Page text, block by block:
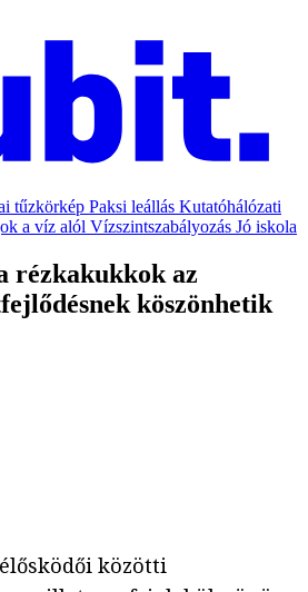
tűzkörkép Paksi leállás Kutatóhálózati
a víz alól Vízszintszabályozás Jó iskola
rézkakukkok az
köszönhetik
közötti